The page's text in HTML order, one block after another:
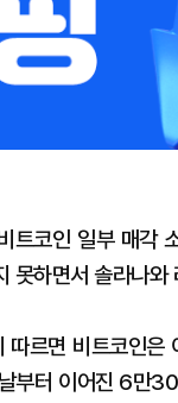
트코인 일부 매각
하면서 솔라나와
따르면 비트코인
부터 이어진 6만